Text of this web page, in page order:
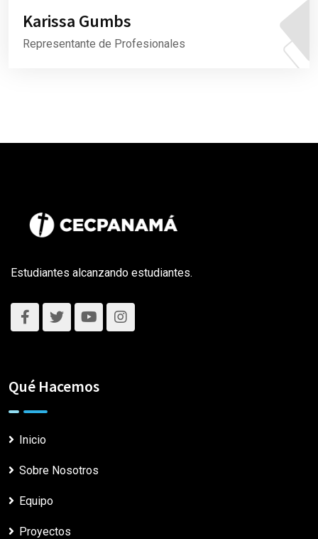
Karissa Gumbs
Representante de Profesionales
Estudiantes alcanzando estudiantes.
Qué Hacemos
Inicio
Sobre Nosotros
Equipo
Proyectos